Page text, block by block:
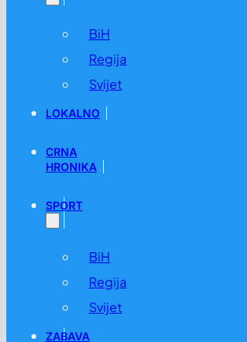
BiH
Regija
Svijet
LOKALNO
CRNA
HRONIKA
SPORT
BiH
Regija
Svijet
ZABAVA